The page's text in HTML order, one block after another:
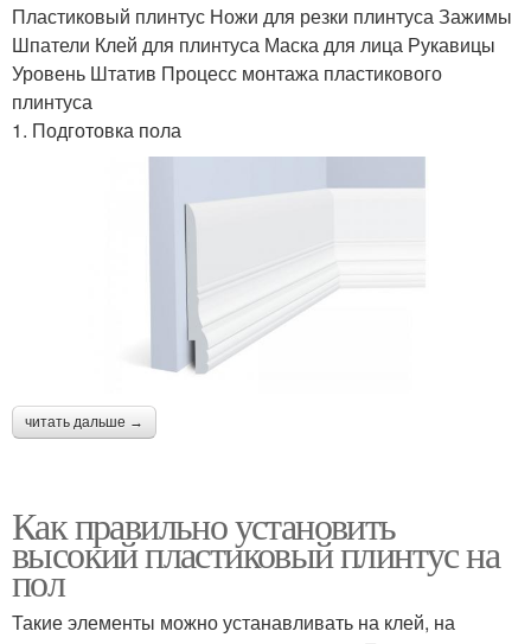
Пластиковый плинтус Ножи для резки плинтуса Зажимы
Шпатели Клей для плинтуса Маска для лица Рукавицы
Уровень Штатив Процесс монтажа пластикового
плинтуса
1. Подготовка пола
читать дальше →
Как правильно установить
высокий пластиковый плинтус на
пол
Такие элементы можно устанавливать на клей, на